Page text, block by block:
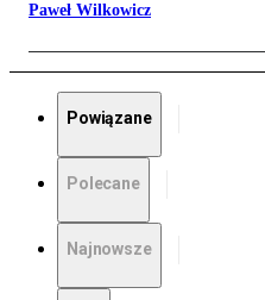
Paweł Wilkowicz
Powiązane
Polecane
Najnowsze